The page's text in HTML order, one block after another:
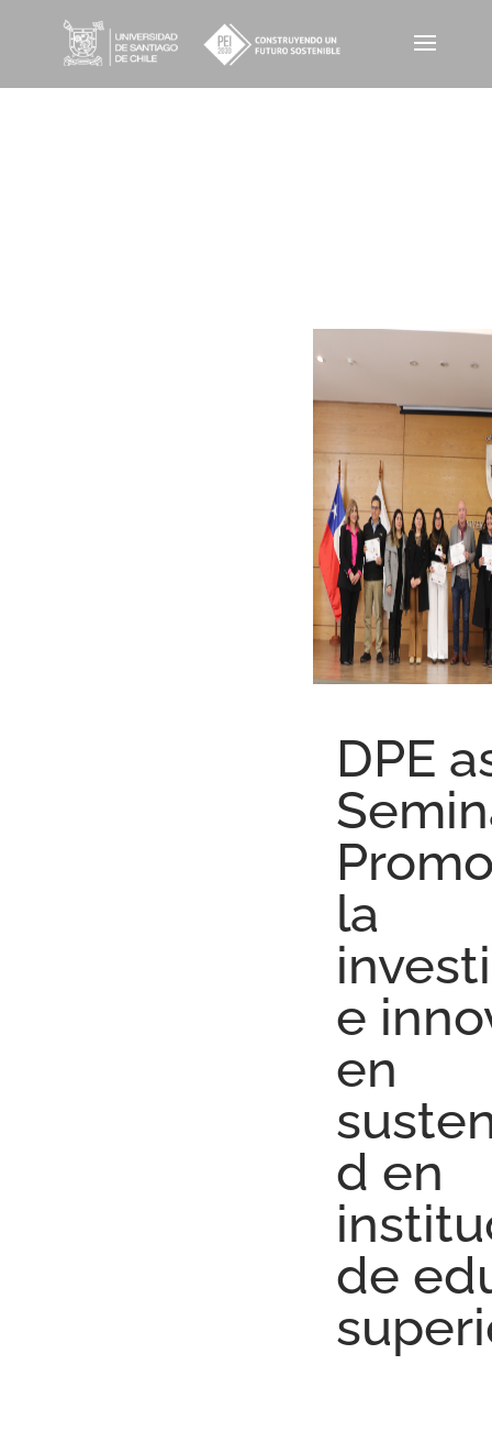
DPE
la
e
en
d en
de